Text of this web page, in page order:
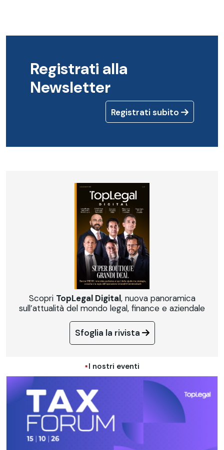
Registrati alla
Newsletter
Registrati subito
Scopri TopLegal Digital, nuova panoramica
sull’attualità del mondo legal, finance e aziendale
Sfoglia la rivista
I nostri eventi